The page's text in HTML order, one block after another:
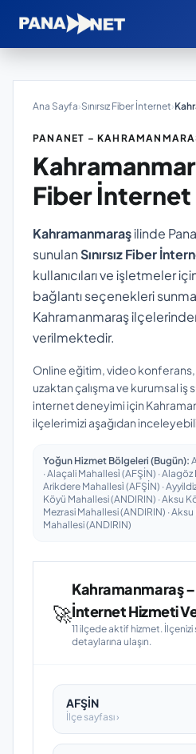
Ana Sayfa›Sınırsız Fiber İnternet›
PANANET –
Fiber İnternet
Kahramanmaraşilinde
sunulanSınırsız Fiber
kullanıcıları ve işletmeler
bağlantı seçenekleri
Kahramanmaraş
verilmektedir.
Online eğitim, video konferans,
uzaktan çalışma ve kurumsal
internet deneyimi için
ilçelerimizi aşağıdan
Yoğun Hizmet Bölgeleri (Bugün):
· Alaçali Mahallesi̇ (AFŞİN) ·
Arikdere Mahallesi̇ (AFŞİN) ·
Köyü Mahallesi (ANDIRIN) · Aksu
Mezrasi Mahallesi (ANDIRIN) ·
Mahallesi (ANDIRIN)
🚀
Kahramanmaraş –
İnternet Hizmeti
11 ilçede aktif hizmet.
detaylarına ulaşın.
AFŞİN
İlçe sayfası ›